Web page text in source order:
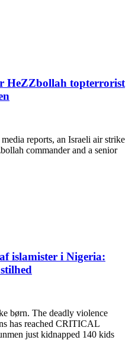
HeZZbollah topterrorist
reports, an Israeli air strike
commander and a senior
islamister i Nigeria:
børn. The deadly violence
has reached CRITICAL
just kidnapped 140 kids